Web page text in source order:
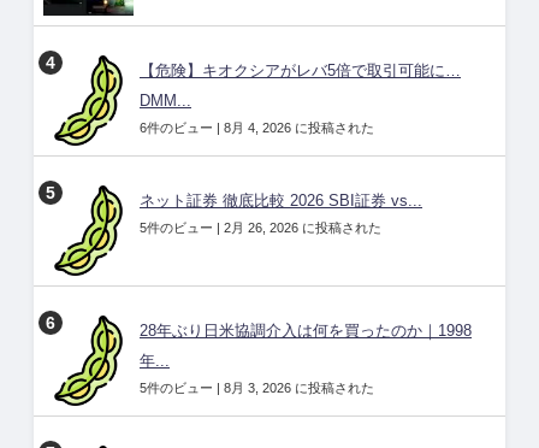
【危険】キオクシアがレバ5倍で取引可能に…
DMM...
6件のビュー | 8月 4, 2026 に投稿された
ネット証券 徹底比較 2026 SBI証券 vs...
5件のビュー | 2月 26, 2026 に投稿された
28年ぶり日米協調介入は何を買ったのか｜1998
年...
5件のビュー | 8月 3, 2026 に投稿された